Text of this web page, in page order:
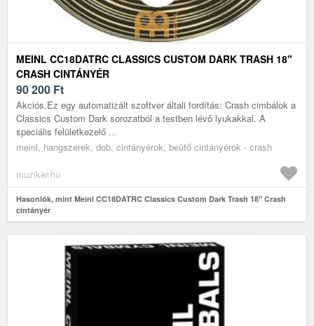
MEINL CC18DATRC CLASSICS CUSTOM DARK TRASH 18"
CRASH CINTÁNYÉR
90 200 Ft
Akciós.Ez egy automatizált szoftver általi fordítás: Crash cimbálok a
Classics Custom Dark sorozatból a testben lévő lyukakkal. A
speciális felületkezelő ...
meinl, hangszerek, dob, cintányérok, beütő cintányérok - crash
muziker.hu
Hasonlók, mint Meinl CC18DATRC Classics Custom Dark Trash 18" Crash
cintányér